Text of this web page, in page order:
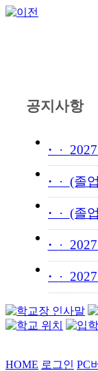
공지사항
· 2027
· (졸
· (졸
·
· 2027
HOME 로그인 PC